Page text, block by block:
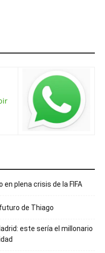
en plena crisis de la FIFA
de Thiago
este sería el millonario